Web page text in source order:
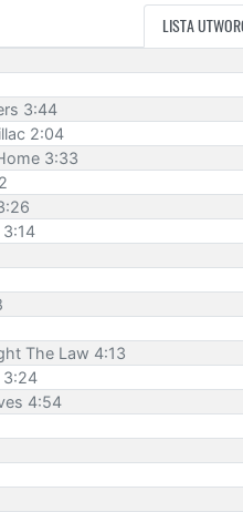
LISTA
3:44
2:04
3:33
3:14
The Law 4:13
3:24
4:54